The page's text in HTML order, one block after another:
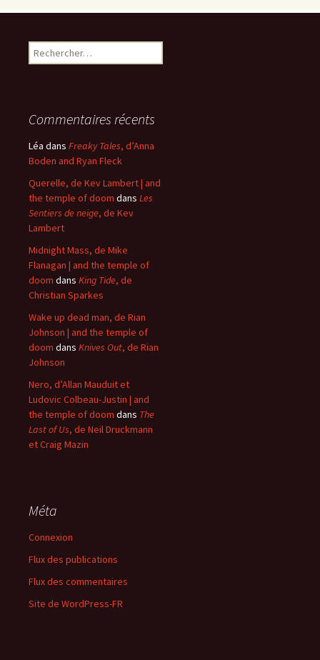
Rechercher :
Commentaires récents
Léa dans Freaky Tales, d’Anna
Boden and Ryan Fleck
Querelle, de Kev Lambert | and
the temple of doom dans Les
Sentiers de neige, de Kev
Lambert
Midnight Mass, de Mike
Flanagan | and the temple of
doom dans King Tide, de
Christian Sparkes
Wake up dead man, de Rian
Johnson | and the temple of
doom dans Knives Out, de Rian
Johnson
Nero, d’Allan Mauduit et
Ludovic Colbeau-Justin | and
the temple of doom dans The
Last of Us, de Neil Druckmann
et Craig Mazin
Méta
Connexion
Flux des publications
Flux des commentaires
Site de WordPress-FR